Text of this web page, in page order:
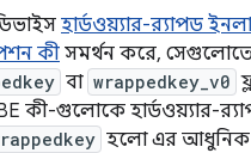
হার্ডওয়্যার-র‍্যাপড
কী সমর্থন করে,
বা wrappedkey_v0
কী-গুলোকে হার্ডওয়্যার-
হলো এর আধুনিক